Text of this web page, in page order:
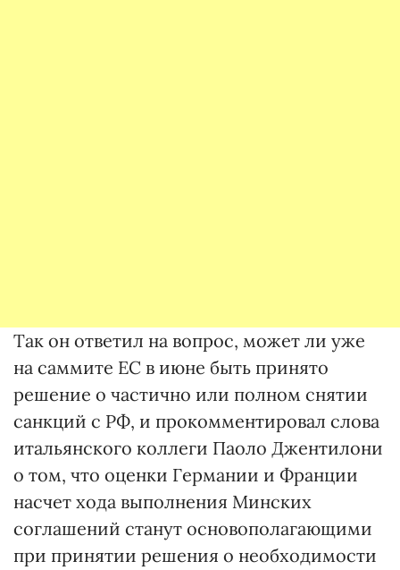
Так он ответил на вопрос, может ли уже
на саммите ЕС в июне быть принято
решение о частично или полном снятии
санкций с РФ, и прокомментировал слова
итальянского коллеги Паоло Джентилони
о том, что оценки Германии и Франции
насчет хода выполнения Минских
соглашений станут основополагающими
при принятии решения о необходимости